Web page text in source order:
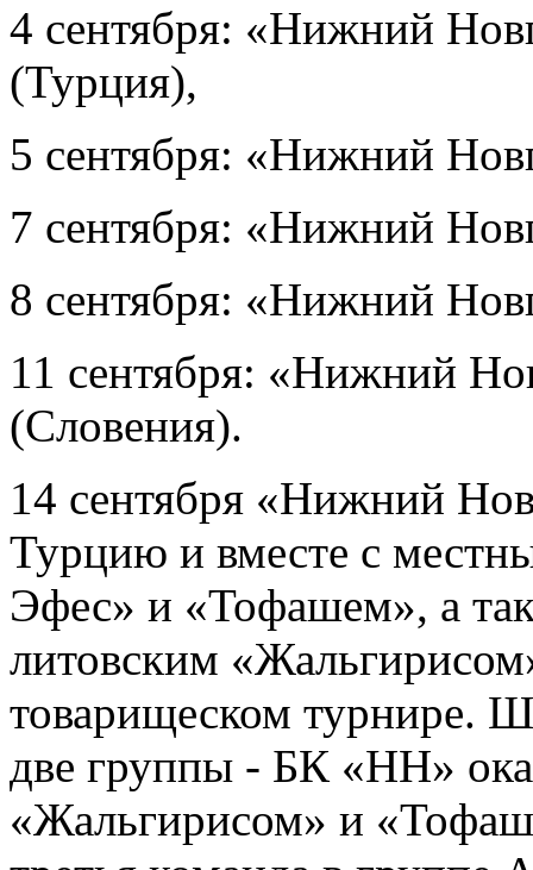
4 сентября: «Нижний
(Турция),
5 сентября: «Нижний
7 сентября: «Нижний
8 сентября: «Нижний
11 сентября: «Нижний
(Словения).
14 сентября «Нижний
Турцию и вместе с
Эфес» и «Тофашем», а
литовским
товарищеском турнире.
две группы - БК «НН»
«Жальгирисом» и